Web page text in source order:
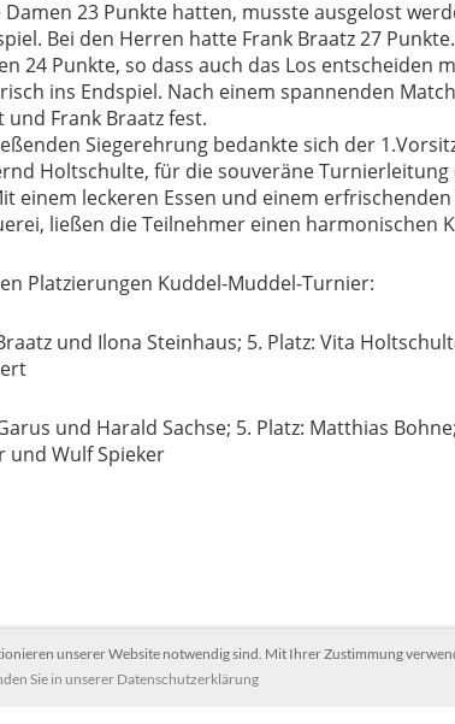
unserer Website notwendig sind. Mit Ihrer Zustimmung
Sie in unserer Datenschutzerklärung
23 Punkte hatten, musste ausgelost
Bei den Herren hatte Frank Braatz 27
24 Punkte, so dass auch das Los entscheiden
ins Endspiel. Nach einem spannenden
und Frank Braatz fest.
Siegerehrung bedankte sich der
Holtschulte, für die souveräne
einem leckeren Essen und einem
ließen die Teilnehmer einen harmonischen
Platzierungen Kuddel-Muddel-Turnier:
und Ilona Steinhaus; 5. Platz: Vita
und Harald Sachse; 5. Platz: Matthias
und Wulf Spieker